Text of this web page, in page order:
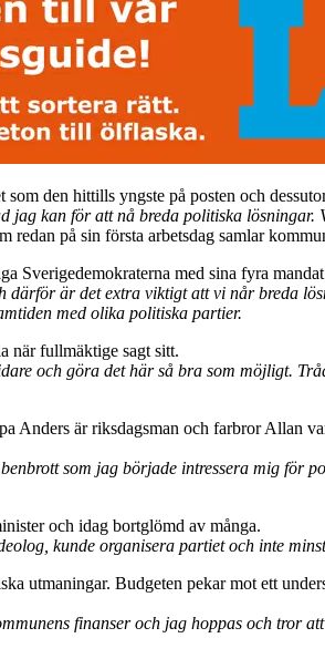
den hittills yngste på posten och
kan för att nå breda politiska
redan på sin första arbetsdag samlar
med sina fyra
är det extra viktigt att vi når breda
med olika politiska partier.
när fullmäktige sagt sitt.
och göra det här så bra som möjligt.
är riksdagsman och farbror Allan
som jag började intressera mig för
och idag bortglömd av många.
kunde organisera partiet och inte
utmaningar. Budgeten pekar mot ett
finanser och jag hoppas och